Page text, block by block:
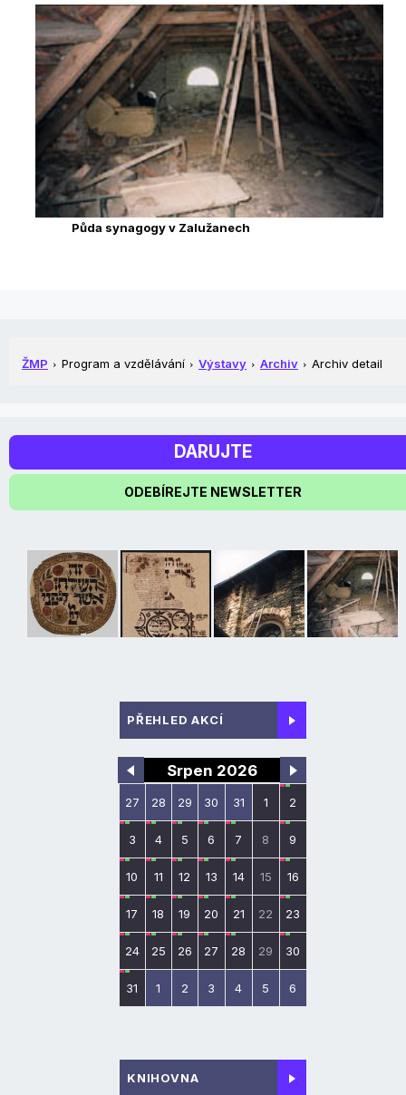
Půda synagogy v Zalužanech
ŽMP Program a vzdělávání Výstavy Archiv Archiv detail
DARUJTE
ODEBÍREJTE NEWSLETTER
PŘEHLED AKCÍ
Srpen 2026
27 28 29 30 31 1 2
3 4 5 6 7 8 9
10 11 12 13 14 15 16
17 18 19 20 21 22 23
24 25 26 27 28 29 30
31 1 2 3 4 5 6
KNIHOVNA